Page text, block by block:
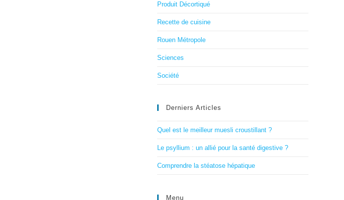
Produit Décortiqué
Recette de cuisine
Rouen Métropole
Sciences
Société
Derniers Articles
Quel est le meilleur muesli croustillant ?
Le psyllium : un allié pour la santé digestive ?
Comprendre la stéatose hépatique
Menu